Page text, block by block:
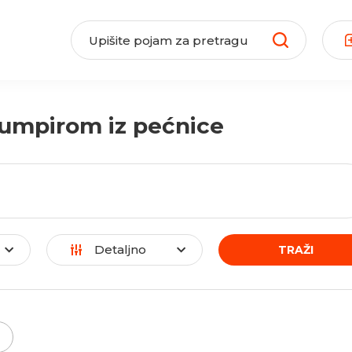
iz pećnice
Detaljno TRAŽI